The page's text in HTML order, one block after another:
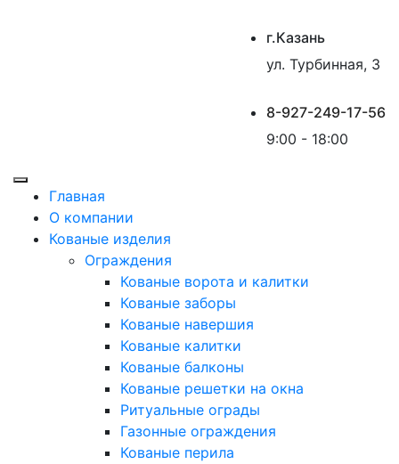
г.Казань
ул. Турбинная, 3
8-927-249-17-56
9:00 - 18:00
Главная
О компании
Кованые изделия
Ограждения
Кованые ворота и калитки
Кованые заборы
Кованые навершия
Кованые калитки
Кованые балконы
Кованые решетки на окна
Ритуальные ограды
Газонные ограждения
Кованые перила